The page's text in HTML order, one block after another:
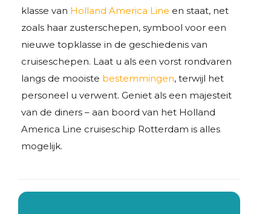
klasse van Holland America Line en staat, net
zoals haar zusterschepen, symbool voor een
nieuwe topklasse in de geschiedenis van
cruiseschepen. Laat u als een vorst rondvaren
langs de mooiste bestemmingen, terwijl het
personeel u verwent. Geniet als een majesteit
van de diners – aan boord van het Holland
America Line cruiseschip Rotterdam is alles
mogelijk.